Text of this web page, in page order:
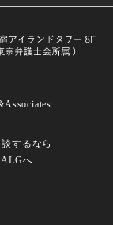
するなら
へ
どわかりやす
どを解説
りやすく解説
内容をわかり